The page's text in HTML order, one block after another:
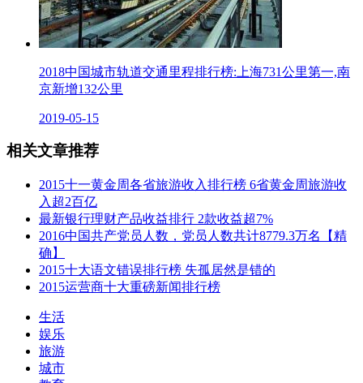
2018中国城市轨道交通里程排行榜:上海731公里第一,南
京新增132公里
2019-05-15
相关文章推荐
2015十一黄金周各省旅游收入排行榜 6省黄金周旅游收
入超2百亿
最新银行理财产品收益排行 2款收益超7%
2016中国共产党员人数，党员人数共计8779.3万名【精
确】
2015十大语文错误排行榜 失孤居然是错的
2015运营商十大重磅新闻排行榜
生活
娱乐
旅游
城市